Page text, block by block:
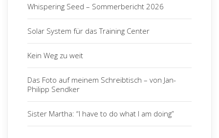
Whispering Seed – Sommerbericht 2026
Solar System für das Training Center
Kein Weg zu weit
Das Foto auf meinem Schreibtisch – von Jan-
Philipp Sendker
Sister Martha: “I have to do what I am doing”